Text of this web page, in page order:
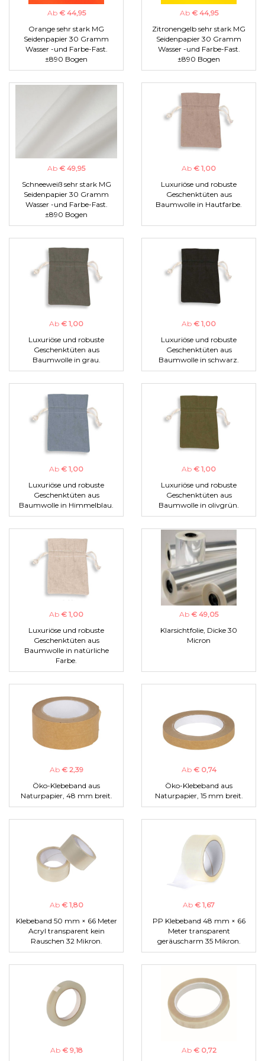
Ab € 44,95
Orange sehr stark MG
Seidenpapier 30 Gramm
Wasser -und Farbe-Fast.
±890 Bogen
Ab € 44,95
Zitronengelb sehr stark MG
Seidenpapier 30 Gramm
Wasser -und Farbe-Fast.
±890 Bogen
Ab € 49,95
Schneeweiß sehr stark MG
Seidenpapier 30 Gramm
Wasser -und Farbe-Fast.
±890 Bogen
Ab € 1,00
Luxuriöse und robuste
Geschenktüten aus
Baumwolle in Hautfarbe.
Ab € 1,00
Luxuriöse und robuste
Geschenktüten aus
Baumwolle in grau.
Ab € 1,00
Luxuriöse und robuste
Geschenktüten aus
Baumwolle in schwarz.
Ab € 1,00
Luxuriöse und robuste
Geschenktüten aus
Baumwolle in Himmelblau.
Ab € 1,00
Luxuriöse und robuste
Geschenktüten aus
Baumwolle in olivgrün.
Ab € 1,00
Luxuriöse und robuste
Geschenktüten aus
Baumwolle in natürliche
Farbe.
Ab € 49,05
Klarsichtfolie, Dicke 30
Micron
Ab € 2,39
Öko-Klebeband aus
Naturpapier, 48 mm breit.
Ab € 0,74
Öko-Klebeband aus
Naturpapier, 15 mm breit.
Ab € 1,80
Klebeband 50 mm × 66 Meter
Acryl transparent kein
Rauschen 32 Mikron.
Ab € 1,67
PP Klebeband 48 mm × 66
Meter transparent
geräuscharm 35 Mikron.
Ab € 9,18
Ab € 0,72